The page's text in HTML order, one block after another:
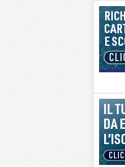
Furgone
Campo:
A